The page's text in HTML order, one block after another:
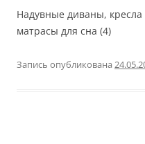
Надувные диваны,
матрасы для сна (4)
Запись опубликована